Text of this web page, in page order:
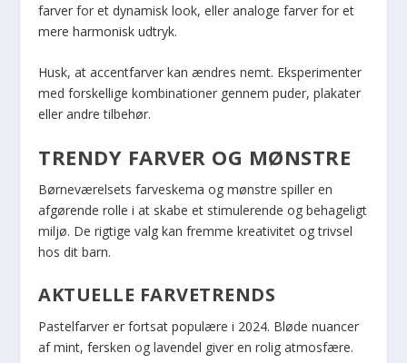
farver for et dynamisk look, eller analoge farver for et
mere harmonisk udtryk.
Husk, at accentfarver kan ændres nemt. Eksperimenter
med forskellige kombinationer gennem puder, plakater
eller andre tilbehør.
TRENDY FARVER OG MØNSTRE
Børneværelsets farveskema og mønstre spiller en
afgørende rolle i at skabe et stimulerende og behageligt
miljø. De rigtige valg kan fremme kreativitet og trivsel
hos dit barn.
AKTUELLE FARVETRENDS
Pastelfarver er fortsat populære i 2024. Bløde nuancer
af mint, fersken og lavendel giver en rolig atmosfære.